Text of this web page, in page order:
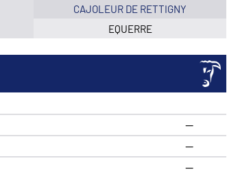
CAJOLEUR DE RETTIGNY
EQUERRE
—
—
—